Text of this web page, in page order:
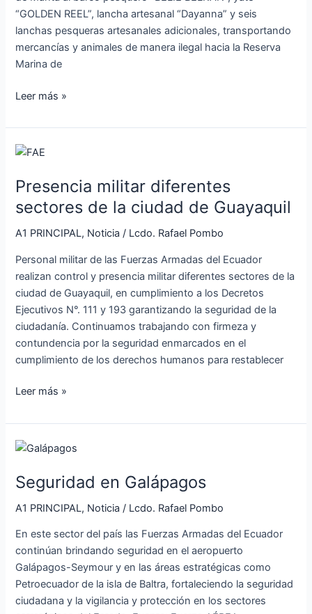
“GOLDEN REEL”, lancha artesanal “Dayanna” y seis
lanchas pesqueras artesanales adicionales, transportando
mercancías y animales de manera ilegal hacia la Reserva
Marina de
Leer más »
Presencia militar diferentes
sectores de la ciudad de Guayaquil
A1 PRINCIPAL, Noticia / Lcdo. Rafael Pombo
Personal militar de las Fuerzas Armadas del Ecuador
realizan control y presencia militar diferentes sectores de la
ciudad de Guayaquil, en cumplimiento a los Decretos
Ejecutivos N°. 111 y 193 garantizando la seguridad de la
ciudadanía. Continuamos trabajando con firmeza y
contundencia por la seguridad enmarcados en el
cumplimiento de los derechos humanos para restablecer
Presencia
diferentes
sectores
de
la
de
Guayaquil
Leer más »
Seguridad en Galápagos
A1 PRINCIPAL, Noticia / Lcdo. Rafael Pombo
En este sector del país las Fuerzas Armadas del Ecuador
continúan brindando seguridad en el aeropuerto
Galápagos-Seymour y en las áreas estratégicas como
Petroecuador de la isla de Baltra, fortaleciendo la seguridad
ciudadana y la vigilancia y protección en los sectores
Seguridad
Galápagos